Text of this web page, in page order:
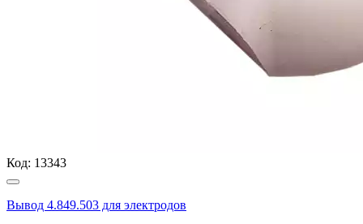
Код: 13343
Вывод 4.849.503 для электродов